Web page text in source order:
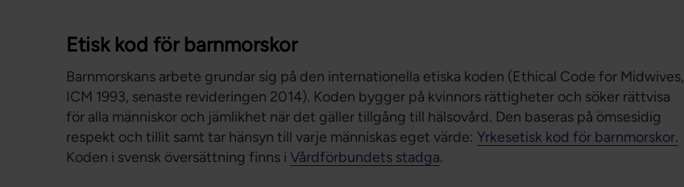
Etisk kod för barnmorskor
Barnmorskans arbete grundar sig på den internationella etiska koden (Ethical Code for Midwives,
ICM 1993, senaste revideringen 2014). Koden bygger på kvinnors rättigheter och söker rättvisa
för alla människor och jämlikhet när det gäller tillgång till hälsovård. Den baseras på ömsesidig
respekt och tillit samt tar hänsyn till varje människas eget värde: Yrkesetisk kod för barnmorskor.
Koden i svensk översättning finns i Vårdförbundets stadga.